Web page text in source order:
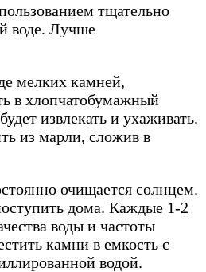
тщательно
воде. Лучше
мелких камней,
в хлопчатобумажный
извлекать и ухаживать.
из марли, сложив в
очищается солнцем.
дома. Каждые 1-2
воды и частоты
камни в емкость с
водой.